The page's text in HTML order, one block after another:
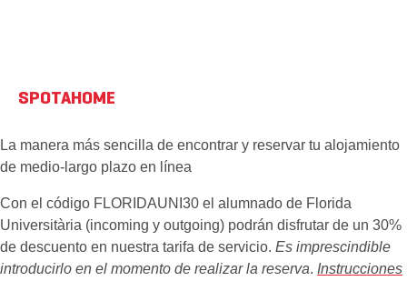
SPOTAHOME
La manera más sencilla de encontrar y reservar tu alojamiento
de medio-largo plazo en línea
Con el código FLORIDAUNI30 el alumnado de Florida
Universitària (incoming y outgoing) podrán disfrutar de un 30%
de descuento en nuestra tarifa de servicio. Es imprescindible
introducirlo en el momento de realizar la reserva. Instrucciones